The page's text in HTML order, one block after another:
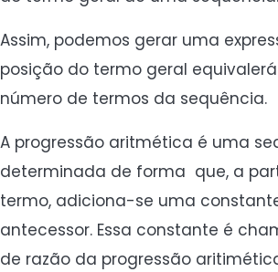
Assim, podemos gerar uma
posição do termo geral
número de termos da sequência.
A progressão aritmética é uma
determinada de forma que, a
termo, adiciona-se uma
antecessor. Essa constante é
de razão da progressão